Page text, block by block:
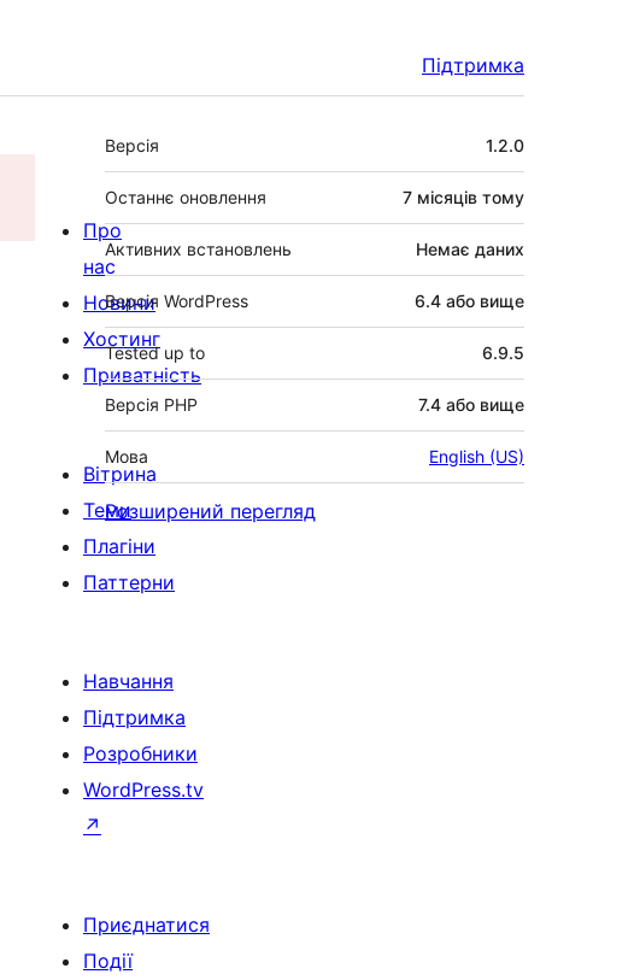
Підтримка
Мета
Версія 1.2.0
Останнє оновлення 7 місяців тому
Активних встановлень Немає даних
Версія WordPress 6.4 або вище
Tested up to 6.9.5
Версія PHP 7.4 або вище
Мова English (US)
Розширений перегляд
Про
нас
Новини
Хостинг
Приватність
Вітрина
Теми
Плагіни
Паттерни
Навчання
Підтримка
Розробники
WordPress.tv
↗
Приєднатися
Події